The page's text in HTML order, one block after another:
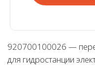
920700100026 —
для гидростанции